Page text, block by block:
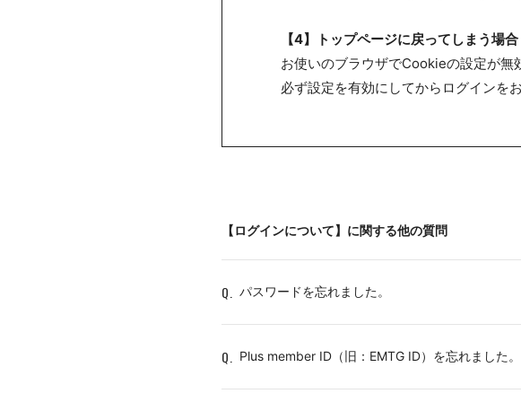
【4】トップページに戻ってしまう場合
お使いのブラウザでCookieの設定が無
必ず設定を有効にしてからログインを
【ログインについて】に関する他の質問
Q. パスワードを忘れました。
Q. Plus member ID（旧：EMTG ID）を忘れました。